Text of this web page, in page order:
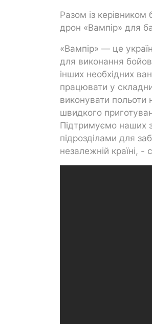
Разом із
дрон «Вампір» для
«Вампір» — це
для виконання
інших необхідних
працювати у
виконувати
швидкого
Підтримуємо наших
підрозділами для
незалежній країні, -